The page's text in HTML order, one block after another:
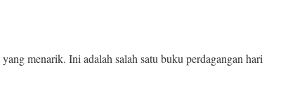
menarik. Ini adalah salah satu buku perdagangan hari